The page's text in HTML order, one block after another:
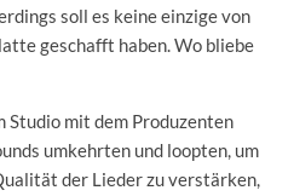
soll es keine einzige von
geschafft haben. Wo bliebe
mit dem Produzenten
umkehrten und loopten, um
der Lieder zu verstärken,